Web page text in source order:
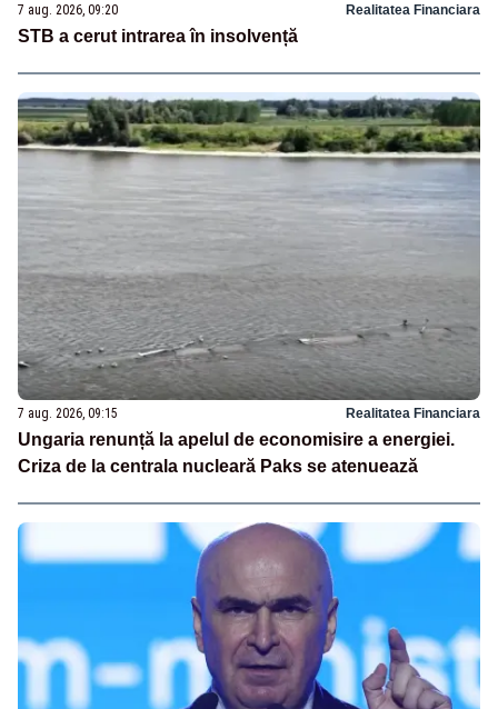
7 aug. 2026, 09:20 Realitatea Financiara
STB a cerut intrarea în insolvență
7 aug. 2026, 09:15 Realitatea Financiara
Ungaria renunță la apelul de economisire a energiei.
Criza de la centrala nucleară Paks se atenuează